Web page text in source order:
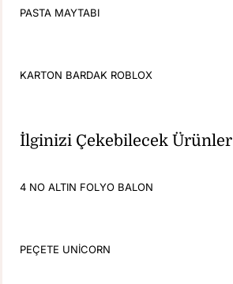
PASTA MAYTABI
KARTON BARDAK ROBLOX
İlginizi Çekebilecek Ürünler
4 NO ALTIN FOLYO BALON
PEÇETE UNİCORN